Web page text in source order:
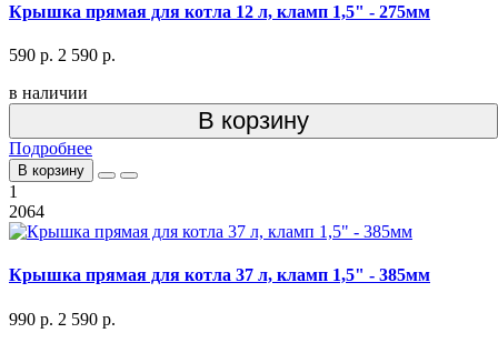
Крышка прямая для котла 12 л, кламп 1,5" - 275мм
590 р. 2 590 р.
в наличии
В корзину
Подробнее
В корзину
1
2064
Крышка прямая для котла 37 л, кламп 1,5" - 385мм
990 р. 2 590 р.